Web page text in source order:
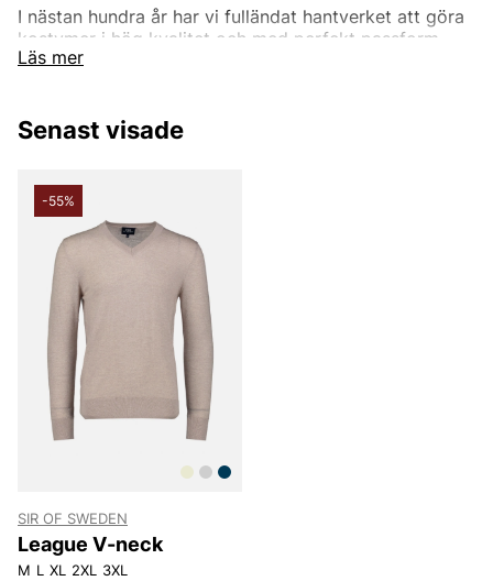
Läs mer
I nästan hundra år har vi fulländat hantverket att göra
kostymer i hög kvalitet och med perfekt passform.
Genom att arbeta med tyger från några av världens
kostymer inte att göra dig besviken. Vi har kostymer
bröllopsdag. Eller om du bara vill vara den bäst klädda
mannen på jobbet, på fester eller något annat tillfälle.
Upptäck vårt breda utbud av kostymer.
Andra populära varumärken:
NN07
Björn Borg
Replay
Oscar Jacobson
Senast visade
-55%
SIR OF SWEDEN
League V-neck
M L XL 2XL 3XL